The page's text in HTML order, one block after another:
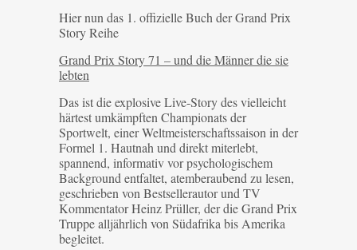
Hier nun das 1. offizielle Buch der Grand Prix
Story Reihe
Grand Prix Story 71 – und die Männer die sie
lebten
Das ist die explosive Live-Story des vielleicht
härtest umkämpften Championats der
Sportwelt, einer Weltmeisterschaftssaison in der
Formel 1. Hautnah und direkt miterlebt,
spannend, informativ vor psychologischem
Background entfaltet, atemberaubend zu lesen,
geschrieben von Bestsellerautor und TV
Kommentator Heinz Prüller, der die Grand Prix
Truppe alljährlich von Südafrika bis Amerika
begleitet.